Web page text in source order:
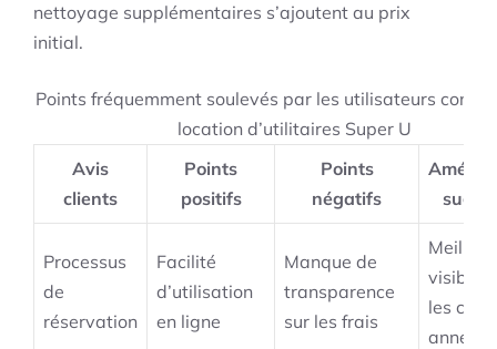
nettoyage supplémentaires s’ajoutent au prix
initial.
Points fréquemment soulevés par les utilisateurs
location d’utilitaires Super U
Avis
clients
Points
positifs
Points
négatifs
Processus
de
réservation
Facilité
d’utilisation
en ligne
Manque de
transparence
sur les frais
les
annexes